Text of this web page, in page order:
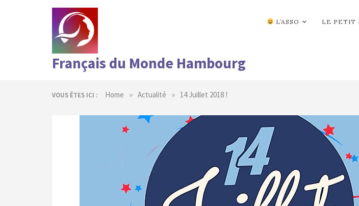
Français du Monde Hambourg
L’ASSO LE PETIT
VOUS ÊTES ICI : Home » Actualité » 14 Juillet 2018 !